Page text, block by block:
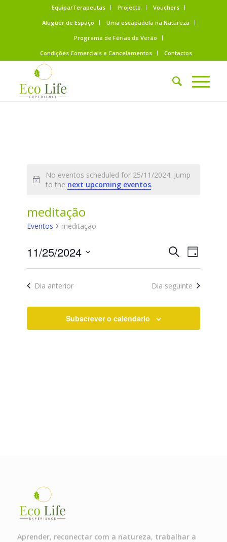
Equipa/Terapeutas Projecto
Vouchers
Aluguer de Espaço
Uma escapadela na Natureza
Programa de Férias de Verão
Condições Comerciais e Cancelamentos
Contactos
No eventos scheduled for 25/11/2024. Jump
to the next upcoming eventos.
meditação
Eventos meditação
Eventos
Search
and
PesquisarEvento
Views
Day
11/25/2024
Dia anterior Dia seguinte
Subscrever o calendario
Aprender, reconectar com a natureza, trabalhar a